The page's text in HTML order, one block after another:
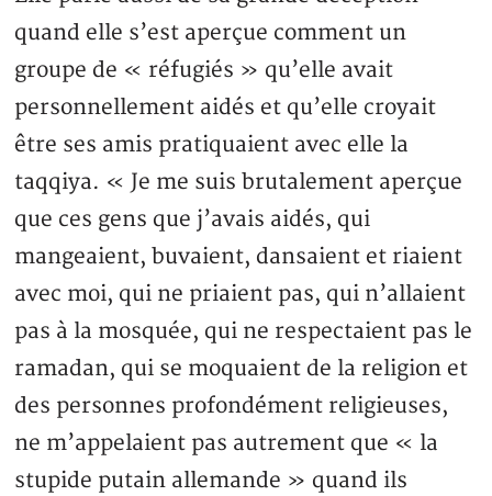
quand elle s’est aperçue comment un
groupe de « réfugiés » qu’elle avait
personnellement aidés et qu’elle croyait
être ses amis pratiquaient avec elle la
taqqiya. « Je me suis brutalement aperçue
que ces gens que j’avais aidés, qui
mangeaient, buvaient, dansaient et riaient
avec moi, qui ne priaient pas, qui n’allaient
pas à la mosquée, qui ne respectaient pas le
ramadan, qui se moquaient de la religion et
des personnes profondément religieuses,
ne m’appelaient pas autrement que « la
stupide putain allemande » quand ils